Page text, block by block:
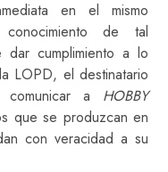
en el mismo
de tal
dar cumplimiento a lo
LOPD, el destinatario
a HOBBY
que se produzcan en
con veracidad a su